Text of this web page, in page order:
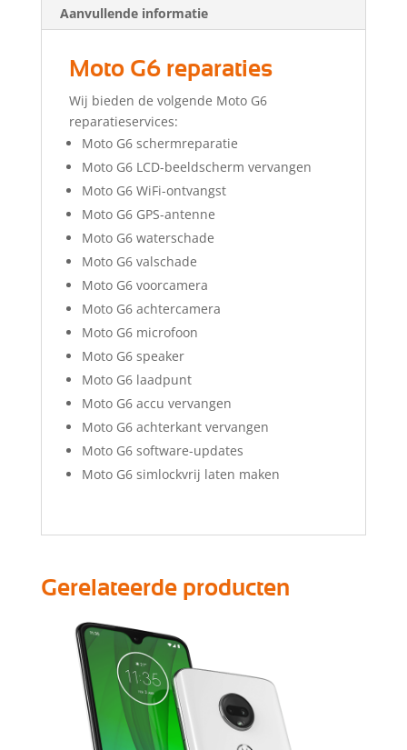
Aanvullende informatie
Moto G6 reparaties
Wij bieden de volgende Moto G6
reparatieservices:
Moto G6 schermreparatie
Moto G6 LCD-beeldscherm vervangen
Moto G6 WiFi-ontvangst
Moto G6 GPS-antenne
Moto G6 waterschade
Moto G6 valschade
Moto G6 voorcamera
Moto G6 achtercamera
Moto G6 microfoon
Moto G6 speaker
Moto G6 laadpunt
Moto G6 accu vervangen
Moto G6 achterkant vervangen
Moto G6 software-updates
Moto G6 simlockvrij laten maken
Gerelateerde producten